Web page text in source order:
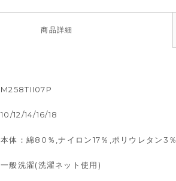
商品詳細
M258TII07P
10/12/14/16/18
本体：綿80％,ナイロン17％,ポリウレタン3％
一般洗濯(洗濯ネット使用)